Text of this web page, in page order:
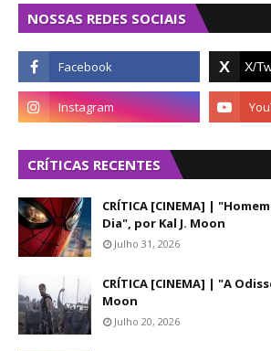
NOSSAS REDES SOCIAIS
CRÍTICAS RECENTES
CRÍTICA [CINEMA] |
Dia", por Kal J. Moon
Julho 31, 2026
CRÍTICA [CINEMA] | "A
Moon
Julho 20, 2026